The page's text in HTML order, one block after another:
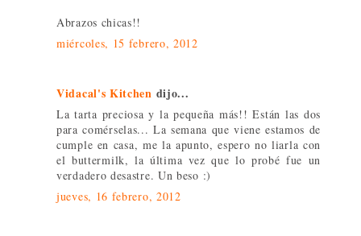
Abrazos chicas!!
miércoles, 15 febrero, 2012
Vidacal's Kitchen dijo...
La tarta preciosa y la pequeña más!! Están las dos
para comérselas... La semana que viene estamos de
cumple en casa, me la apunto, espero no liarla con
el buttermilk, la última vez que lo probé fue un
verdadero desastre. Un beso :)
jueves, 16 febrero, 2012